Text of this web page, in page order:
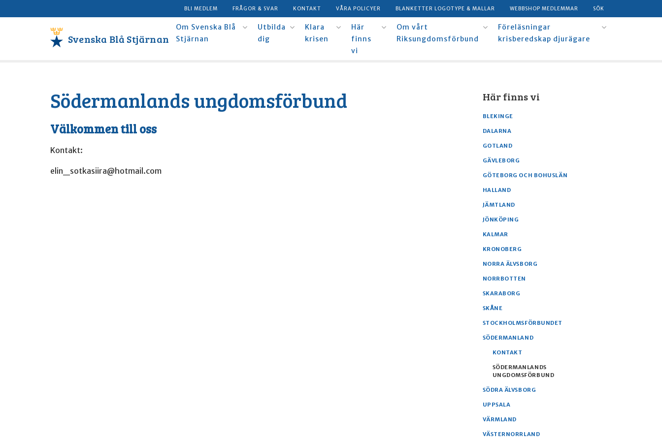
BLI MEDLEM FRÅGOR & SVAR KONTAKT VÅRA POLICYER BLANKETTER LOGOTYPE & MALLAR WEBBSHOP MEDLEMMAR SÖK
Svenska Blå Stjärnan
Om Svenska Blå
Stjärnan
Utbilda
dig
Klara
krisen
Här
finns
vi
Om vårt
Riksungdomsförbund
Föreläsningar
krisberedskap djurägare
Södermanlands ungdomsförbund
Välkommen till oss
Kontakt:
elin_sotkasiira@hotmail.com
Här finns vi
BLEKINGE
DALARNA
GOTLAND
GÄVLEBORG
GÖTEBORG OCH BOHUSLÄN
HALLAND
JÄMTLAND
JÖNKÖPING
KALMAR
KRONOBERG
NORRA ÄLVSBORG
NORRBOTTEN
SKARABORG
SKÅNE
STOCKHOLMSFÖRBUNDET
SÖDERMANLAND
KONTAKT
SÖDERMANLANDS
UNGDOMSFÖRBUND
SÖDRA ÄLVSBORG
UPPSALA
VÄRMLAND
VÄSTERNORRLAND